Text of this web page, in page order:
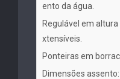
ento da água.
Regulável em
xtensíveis.
Ponteiras em
Dimensões